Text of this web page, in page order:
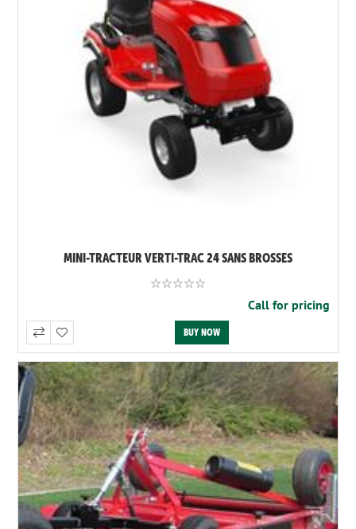
MINI-TRACTEUR VERTI-TRAC 24 SANS BROSSES
Call for pricing